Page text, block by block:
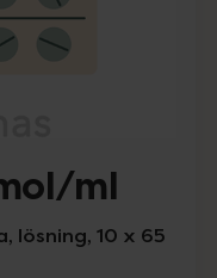
ml
lösning, 10 x 65